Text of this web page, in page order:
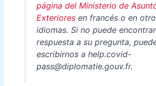
página del Ministerio de
Exterioresen francés o en
idiomas. Si no puede
respuesta a su pregunta,
escribirnos a help.covid-
pass@diplomatie.gouv.fr.